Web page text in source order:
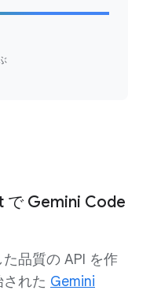
で Gemini Code
品質の API を作
れた Gemini